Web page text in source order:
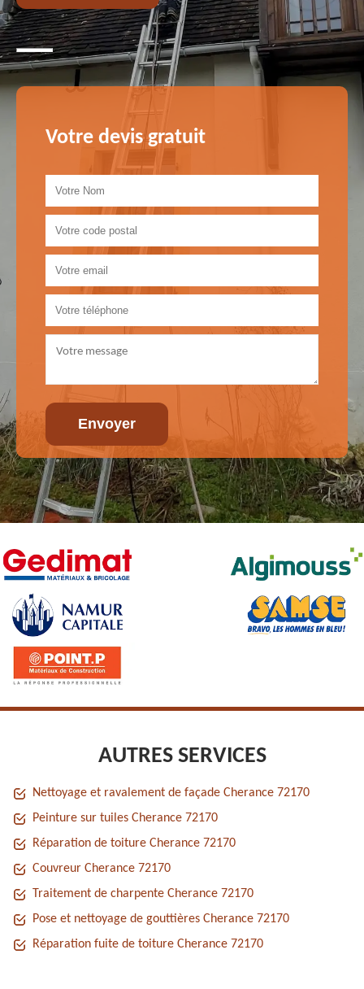
Votre devis gratuit
AUTRES SERVICES
Nettoyage et ravalement de façade Cherance 72170
Peinture sur tuiles Cherance 72170
Réparation de toiture Cherance 72170
Couvreur Cherance 72170
Traitement de charpente Cherance 72170
Pose et nettoyage de gouttières Cherance 72170
Réparation fuite de toiture Cherance 72170